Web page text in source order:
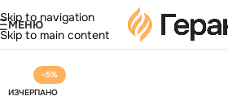
Skip to navigation
Skip to main content
МЕНЮ
-5%
ИЗЧЕРПАНО